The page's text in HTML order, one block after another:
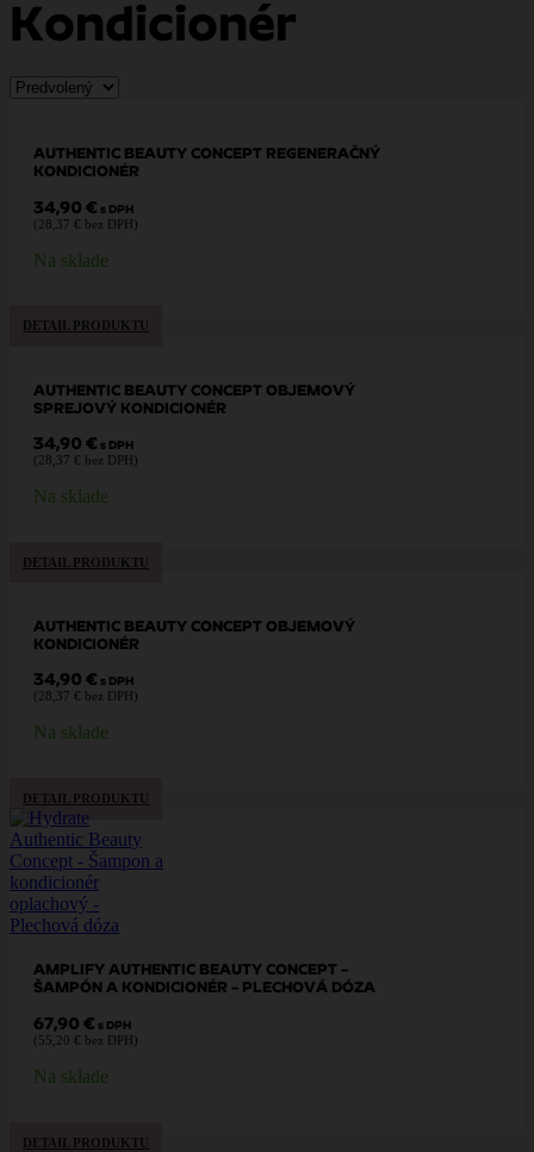
Kondicionér
AUTHENTIC BEAUTY CONCEPT REGENERAČNÝ
KONDICIONÉR
34,90 € s DPH
( 28,37 € bez DPH)
Na sklade
DETAIL PRODUKTU
AUTHENTIC BEAUTY CONCEPT OBJEMOVÝ
SPREJOVÝ KONDICIONÉR
34,90 € s DPH
( 28,37 € bez DPH)
Na sklade
DETAIL PRODUKTU
AUTHENTIC BEAUTY CONCEPT OBJEMOVÝ
KONDICIONÉR
34,90 € s DPH
28,37 € bez DPH)
Na sklade
DETAIL PRODUKTU
AMPLIFY AUTHENTIC BEAUTY CONCEPT –
ŠAMPÓN A KONDICIONÉR – PLECHOVÁ DÓZA
67,90 € s DPH
( 55,20 € bez DPH)
Na sklade
DETAIL PRODUKTU